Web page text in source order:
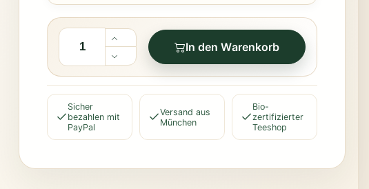
In den Warenkorb
Sicher
bezahlen mit
PayPal
Versand aus
München
Bio-
zertifizierter
Teeshop